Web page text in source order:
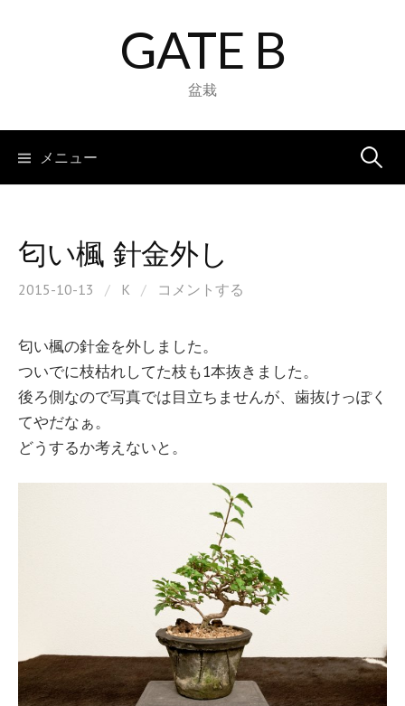
キ
GATE B
盆栽
メニュー 検
匂い楓 針金外し
2015-10-13 / K / コメントする
匂い楓の針金を外しました。
ついでに枝枯れしてた枝も1本抜きました。
後ろ側なので写真では目立ちませんが、歯抜けっぽく
てやだなぁ。
どうするか考えないと。